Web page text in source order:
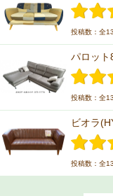
投稿数：全
パロット
投稿数：全
ビオラ
投稿数：全